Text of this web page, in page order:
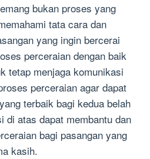
bukan proses yang
tata cara dan
yang ingin bercerai
perceraian dengan baik
tetap menjaga komunikasi
perceraian agar dapat
terbaik bagi kedua belah
di atas dapat membantu dan
bagi pasangan yang
kasih.